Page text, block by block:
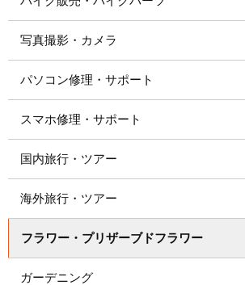
写真撮影・カメラ
パソコン修理・サポート
スマホ修理・サポート
国内旅行・ツアー
海外旅行・ツアー
フラワー・プリザーブドフラワー
ガーデニング